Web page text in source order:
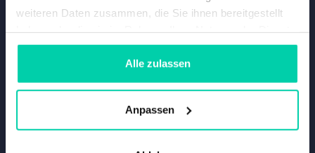
weiteren Daten zusammen, die Sie ihnen bereitgestellt
gesammelt haben.
Alle zulassen
Anpassen